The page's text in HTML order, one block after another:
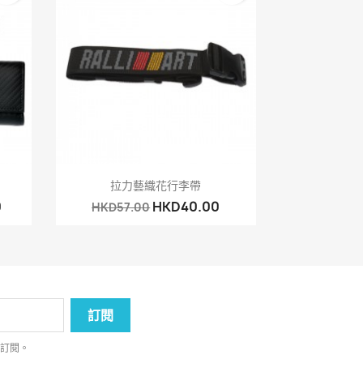
快速查看
拉力藝織花行李帶
HKD57.00HKD40.00
閱。